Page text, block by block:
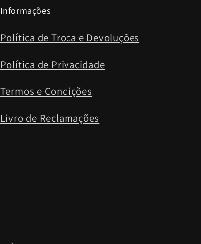
Informações
Política de Troca e Devoluções
Política de Privacidade
Termos e Condições
Livro de Reclamações